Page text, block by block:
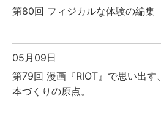
第80回 フィジカルな体験の編集
05月09日
第79回 漫画『RIOT』で思い出す、
本づくりの原点。